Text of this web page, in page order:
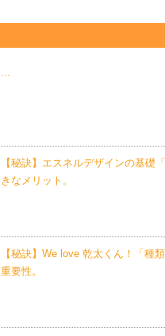
...
【秘訣】エスネルデザインの基礎
きなメリット。
【秘訣】We love 乾太くん！「種
重要性。